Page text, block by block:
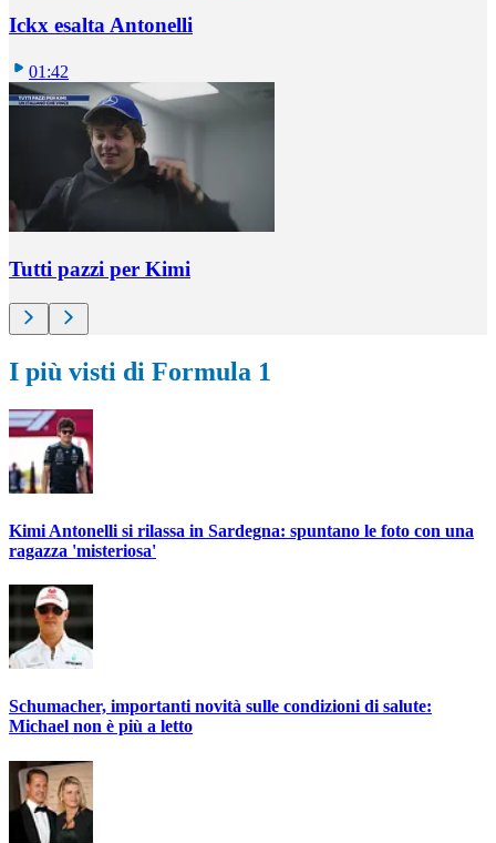
Ickx esalta Antonelli
01:42
Tutti pazzi per Kimi
I più visti di Formula 1
Kimi Antonelli si rilassa in Sardegna: spuntano le foto con una
ragazza 'misteriosa'
Schumacher, importanti novità sulle condizioni di salute:
Michael non è più a letto